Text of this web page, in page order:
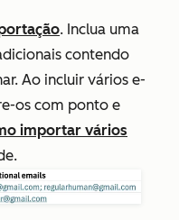
. Inclua uma
contendo
Ao incluir vários e-
os com ponto e
importar vários